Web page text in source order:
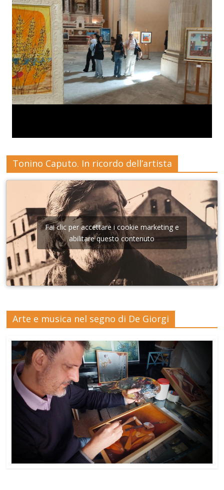
Tonino Caputo. In ricordo dell’artista
Fai clic per accettare i cookie marketing e
abilitare questo contenuto
Arte e musica nel segno di De Giorgi